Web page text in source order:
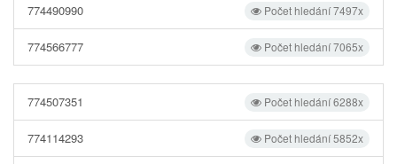
Počet hledání 7497x
774490990
Počet hledání 7065x
774566777
Počet hledání 6288x
774507351
Počet hledání 5852x
774114293